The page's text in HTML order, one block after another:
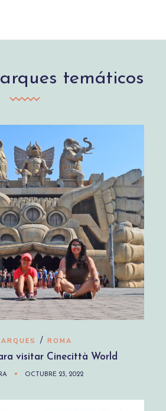
temáticos
/ ROMA
visitar Cinecittà World
OCTUBRE 23, 2022